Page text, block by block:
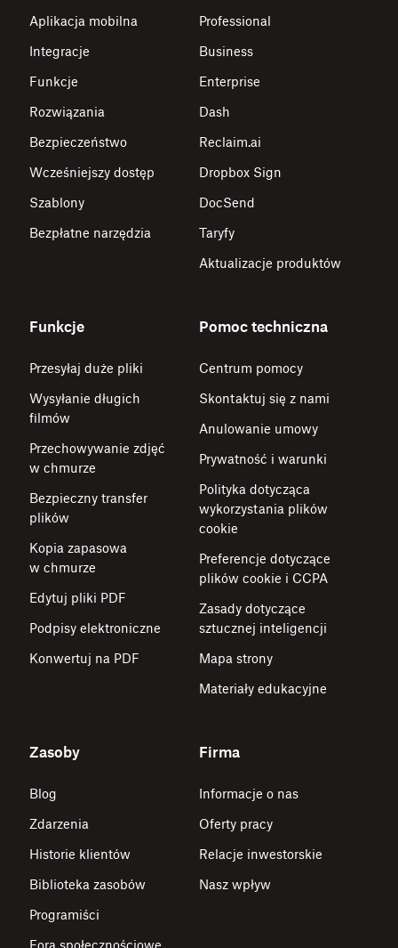
Aplikacja mobilna
Integracje
Funkcje
Rozwiązania
Bezpieczeństwo
Wcześniejszy dostęp
Szablony
Bezpłatne narzędzia
Professional
Business
Enterprise
Dash
Reclaim.ai
Dropbox Sign
DocSend
Taryfy
Aktualizacje produktów
Funkcje
Przesyłaj duże pliki
Wysyłanie długich
filmów
Przechowywanie zdjęć
w chmurze
Bezpieczny transfer
plików
Kopia zapasowa
w chmurze
Edytuj pliki PDF
Podpisy elektroniczne
Konwertuj na PDF
Pomoc techniczna
Centrum pomocy
Skontaktuj się z nami
Anulowanie umowy
Prywatność i warunki
Polityka dotycząca
wykorzystania plików
cookie
Preferencje dotyczące
plików cookie i CCPA
Zasady dotyczące
sztucznej inteligencji
Mapa strony
Materiały edukacyjne
Zasoby
Blog
Zdarzenia
Historie klientów
Biblioteka zasobów
Programiści
Fora społecznościowe
Firma
Informacje o nas
Oferty pracy
Relacje inwestorskie
Nasz wpływ